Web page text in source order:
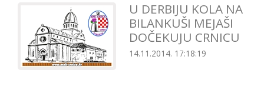
U DERBIJU KOLA NA
BILANKUŠI MEJAŠI
DOČEKUJU CRNICU
14.11.2014. 17:18:19